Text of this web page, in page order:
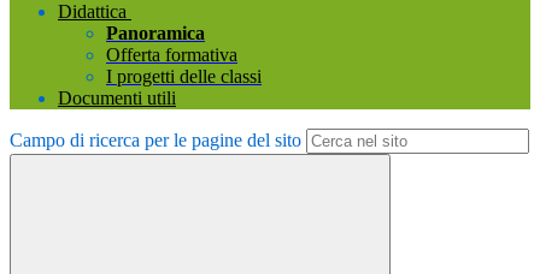
Didattica
Panoramica
Offerta formativa
I progetti delle classi
Documenti utili
Campo di ricerca per le pagine del sito